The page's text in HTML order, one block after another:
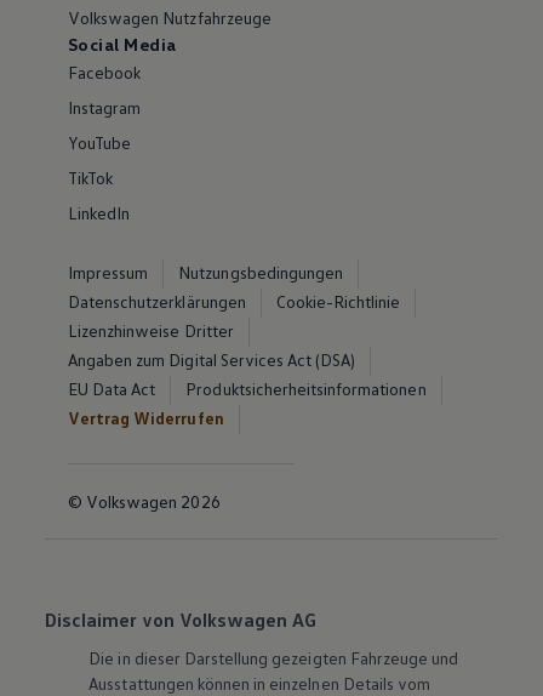
Volkswagen Nutzfahrzeuge
Social Media
Facebook
Instagram
YouTube
TikTok
LinkedIn
Impressum
Nutzungsbedingungen
Datenschutzerklärungen
Cookie-Richtlinie
Lizenzhinweise Dritter
Angaben zum Digital Services Act (DSA)
EU Data Act
Produktsicherheitsinformationen
Vertrag Widerrufen
© Volkswagen 2026
Disclaimer von Volkswagen AG
Die in dieser Darstellung gezeigten Fahrzeuge und
Ausstattungen können in einzelnen Details vom